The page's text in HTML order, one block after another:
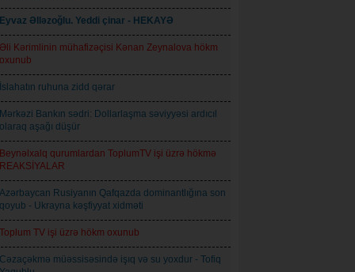
Eyvaz Əlləzoğlu. Yeddi çinar - HEKAYƏ
Əli Kərimlinin mühafizəçisi Kənan Zeynalova hökm
oxunub
İslahatın ruhuna zidd qərar
Mərkəzi Bankın sədri: Dollarlaşma səviyyəsi ardıcıl
olaraq aşağı düşür
Beynəlxalq qurumlardan ToplumTV işi üzrə hökmə
REAKSİYALAR
Azərbaycan Rusiyanın Qafqazda dominantlığına son
qoyub - Ukrayna kəşfiyyat xidməti
Toplum TV işi üzrə hökm oxunub
Cəzaçəkmə müəssisəsində işıq və su yoxdur - Tofiq